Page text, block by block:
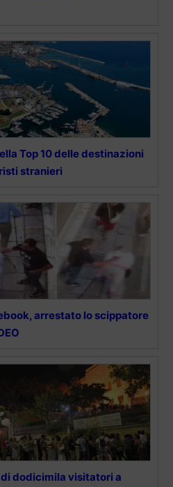
Top 10 delle destinazioni
stranieri
arrestato lo scippatore
di dodicimila visitatori a